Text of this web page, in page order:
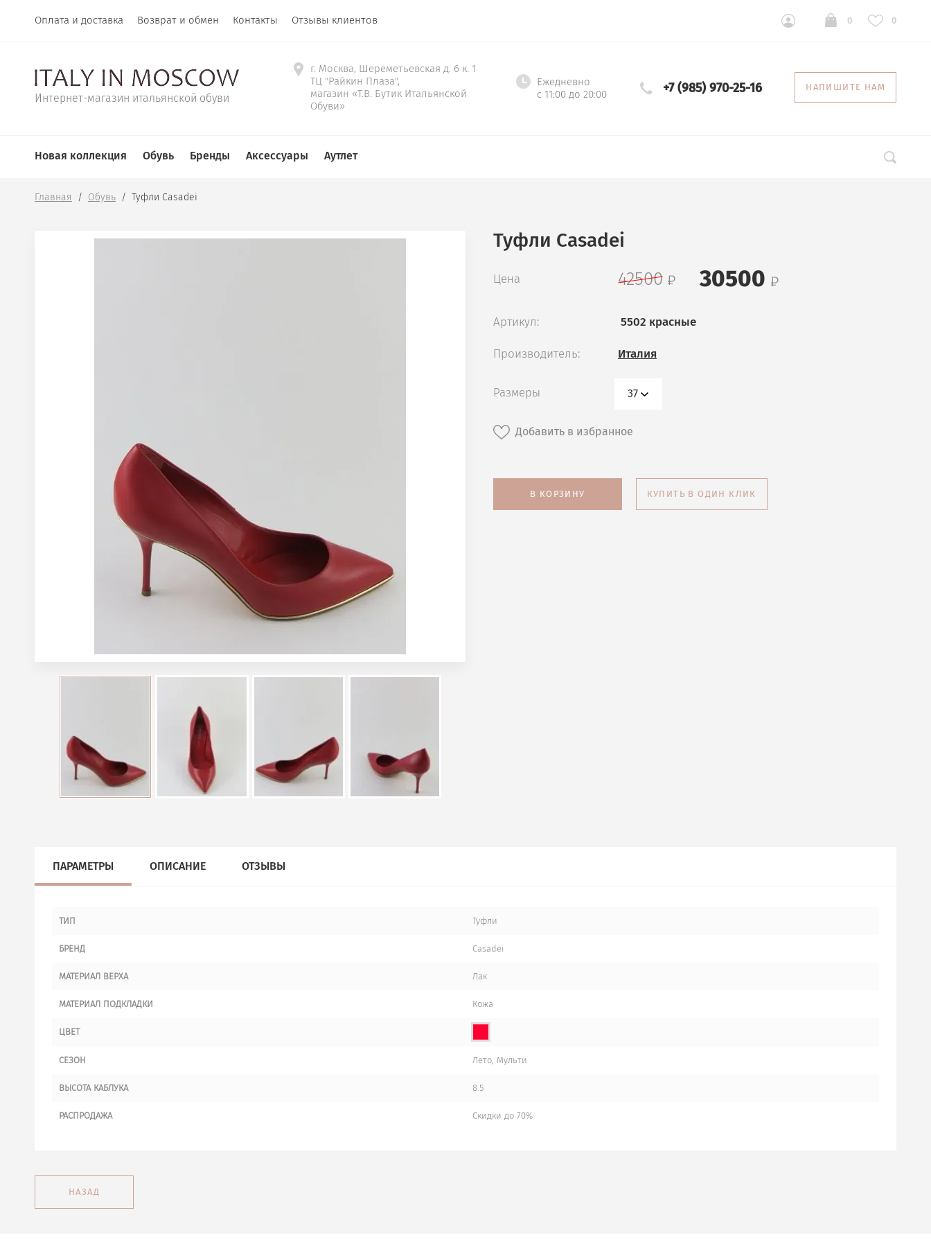
Оплата и доставка Возврат и обмен Контакты Отзывы клиентов 0 0
Интернет-магазин итальянской обуви
г. Москва, Шереметьевская д. 6 к. 1
ТЦ "Райкин Плаза",
магазин «Т.В. Бутик Итальянской
Обуви»
Ежедневно
с 11:00 до 20:00
+7 (985) 970-25-16 НАПИШИТЕ НАМ
Новая коллекция Обувь Бренды Аксессуары Аутлет
Главная
  /
Обувь
  /  Туфли Casadei
Туфли Casadei
Цена 42500 30500
Артикул: 5502 красные
Производитель: Италия
Размеры 37
Добавить в избранное
В КОРЗИНУ КУПИТЬ В ОДИН КЛИК
ПАРАМЕТРЫ ОПИСАНИЕ ОТЗЫВЫ
ТИП Туфли
БРЕНД Casadei
МАТЕРИАЛ ВЕРХА Лак
МАТЕРИАЛ ПОДКЛАДКИ Кожа
ЦВЕТ
СЕЗОН Лето, Мульти
ВЫСОТА КАБЛУКА 8.5
РАСПРОДАЖА Скидки до 70%
НАЗАД